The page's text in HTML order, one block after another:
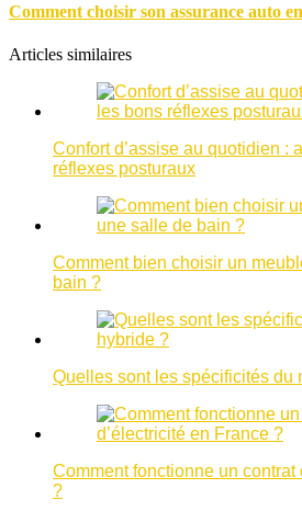
Comment choisir son assurance auto
Articles similaires
Confort d’assise au quotidien :
réflexes posturaux
Comment bien choisir un
bain ?
Quelles sont les spécificités du
Comment fonctionne un contrat
?